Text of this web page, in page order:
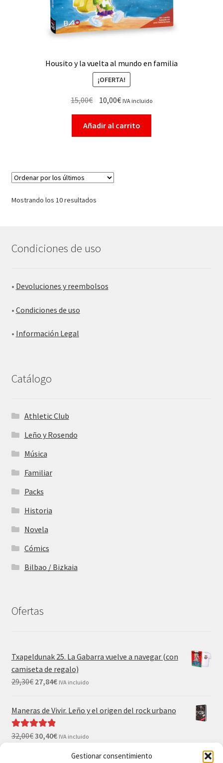
Gestionar consentimiento
Housito y la vuelta al mundo en familia
¡OFERTA!
15,00€ 10,00€ IVA incluido
Añadir al carrito
Mostrando los 10 resultados
Condiciones de uso
• Devoluciones y reembolsos
• Condiciones de uso
• Información Legal
Catálogo
Athletic Club
Leño y Rosendo
Música
Familiar
Packs
Historia
Novela
Cómics
Bilbao / Bizkaia
Ofertas
Txapeldunak 25. La Gabarra vuelve a navegar (con
camiseta de regalo)
29,30€ 27,84€ IVA incluido
Maneras de Vivir. Leño y el origen del rock urbano
Valorado con
32,00€30,40€ IVA incluido